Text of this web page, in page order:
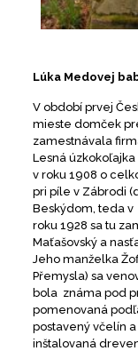
Lúka Medovej
V období prvej
mieste domček
zamestnávala
Lesná
v roku 1908 o
pri píle v Zábrodi
Beskýdom, teda v
roku 1928 sa tu
Maťašovský a
Jeho manželka
Přemysla) sa
bola známa pod
pomenovaná
postavený včelín
inštalovaná